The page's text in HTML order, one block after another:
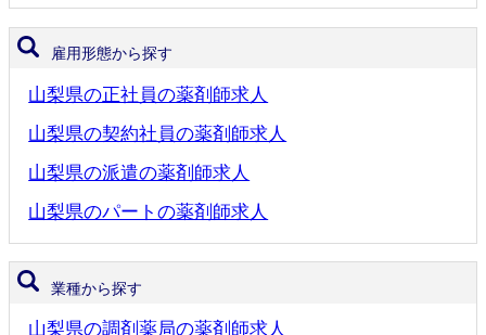
雇用形態から探す
山梨県の正社員の薬剤師求人
山梨県の契約社員の薬剤師求人
山梨県の派遣の薬剤師求人
山梨県のパートの薬剤師求人
業種から探す
山梨県の調剤薬局の薬剤師求人